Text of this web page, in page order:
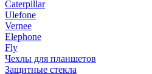
Caterpillar
Ulefone
Vernee
Elephone
Fly
Чехлы для планшетов
Защитные стекла